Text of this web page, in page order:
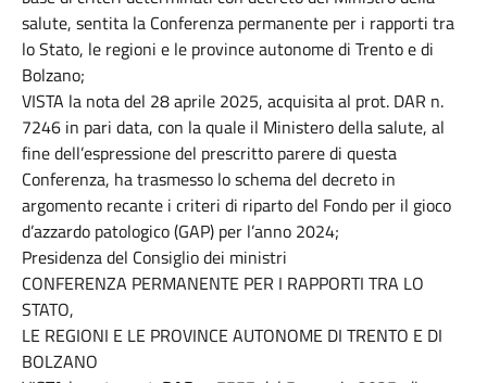
salute, sentita la Conferenza permanente per i rapporti tra
lo Stato, le regioni e le province autonome di Trento e di
Bolzano;
VISTA la nota del 28 aprile 2025, acquisita al prot. DAR n.
7246 in pari data, con la quale il Ministero della salute, al
fine dell’espressione del prescritto parere di questa
Conferenza, ha trasmesso lo schema del decreto in
argomento recante i criteri di riparto del Fondo per il gioco
d’azzardo patologico (GAP) per l’anno 2024;
Presidenza del Consiglio dei ministri
CONFERENZA PERMANENTE PER I RAPPORTI TRA LO
STATO,
LE REGIONI E LE PROVINCE AUTONOME DI TRENTO E DI
BOLZANO